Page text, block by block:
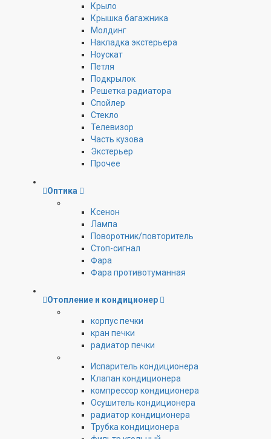
Крыло
Крышка багажника
Молдинг
Накладка экстерьера
Ноускат
Петля
Подкрылок
Решетка радиатора
Спойлер
Стекло
Телевизор
Часть кузова
Экстерьер
Прочее
Оптика
Ксенон
Лампа
Поворотник/повторитель
Стоп-сигнал
Фара
Фара противотуманная
Отопление и кондиционер
корпус печки
кран печки
радиатор печки
Испаритель кондиционера
Клапан кондиционера
компрессор кондиционера
Осушитель кондиционера
радиатор кондиционера
Трубка кондиционера